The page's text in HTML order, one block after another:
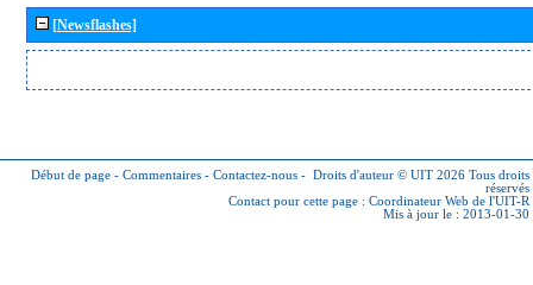
[Newsflashes]
Début de page - Commentaires - Contactez-nous - Droits d'auteur © UIT 2026 Tous droits
réservés
Contact pour cette page : Coordinateur Web de l'UIT-R
Mis à jour le : 2013-01-30